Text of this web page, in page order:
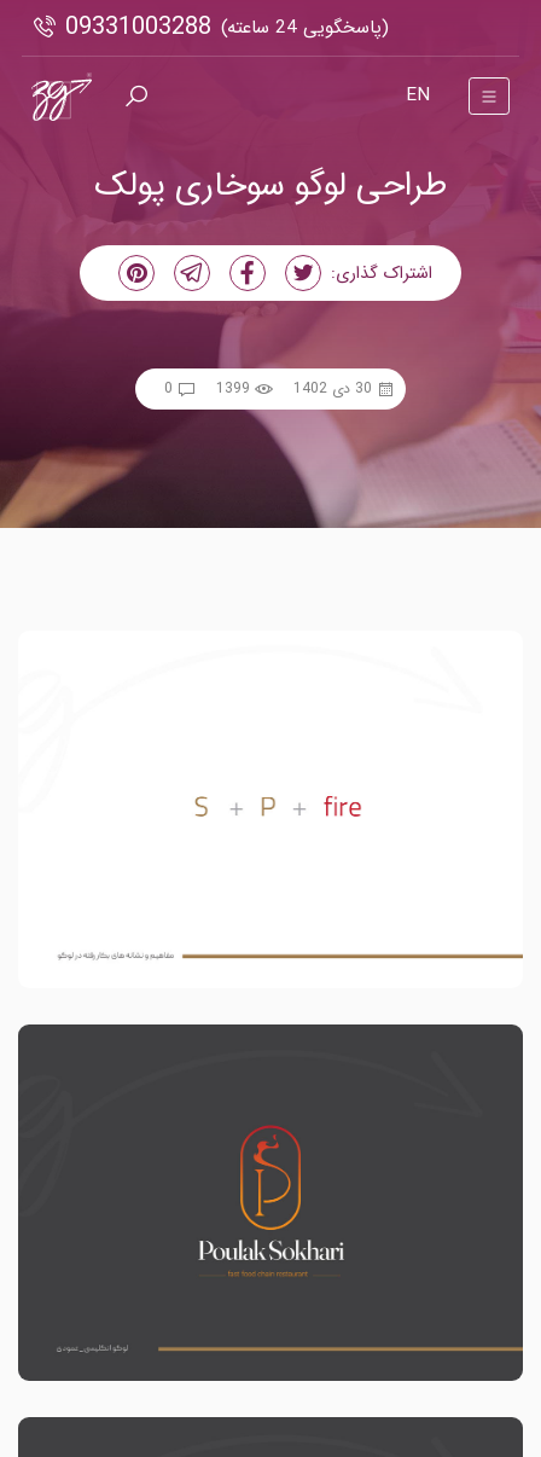
(پاسخگویی 24 ساعته) 09331003288
EN
طراحی لوگو سوخاری پولک
اشتراک گذاری:
30 دی 1402 1399
0